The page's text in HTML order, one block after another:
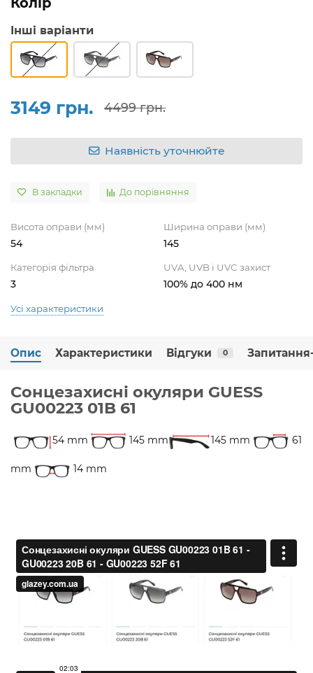
Інші варіанти
3149 грн. 4499 грн.
Наявність уточнюйте
В закладки До порівняння
Висота оправи (мм)
54
Ширина оправи (мм)
145
Категорія фільтра
3
UVA, UVB і UVC захист
100% до 400 нм
Усі характеристики
Опис Характеристики Відгуки 0
Сонцезахисні окуляри GUESS
GU00223 01B 61
54 mm 145 mm 145 mm 61
mm 14 mm